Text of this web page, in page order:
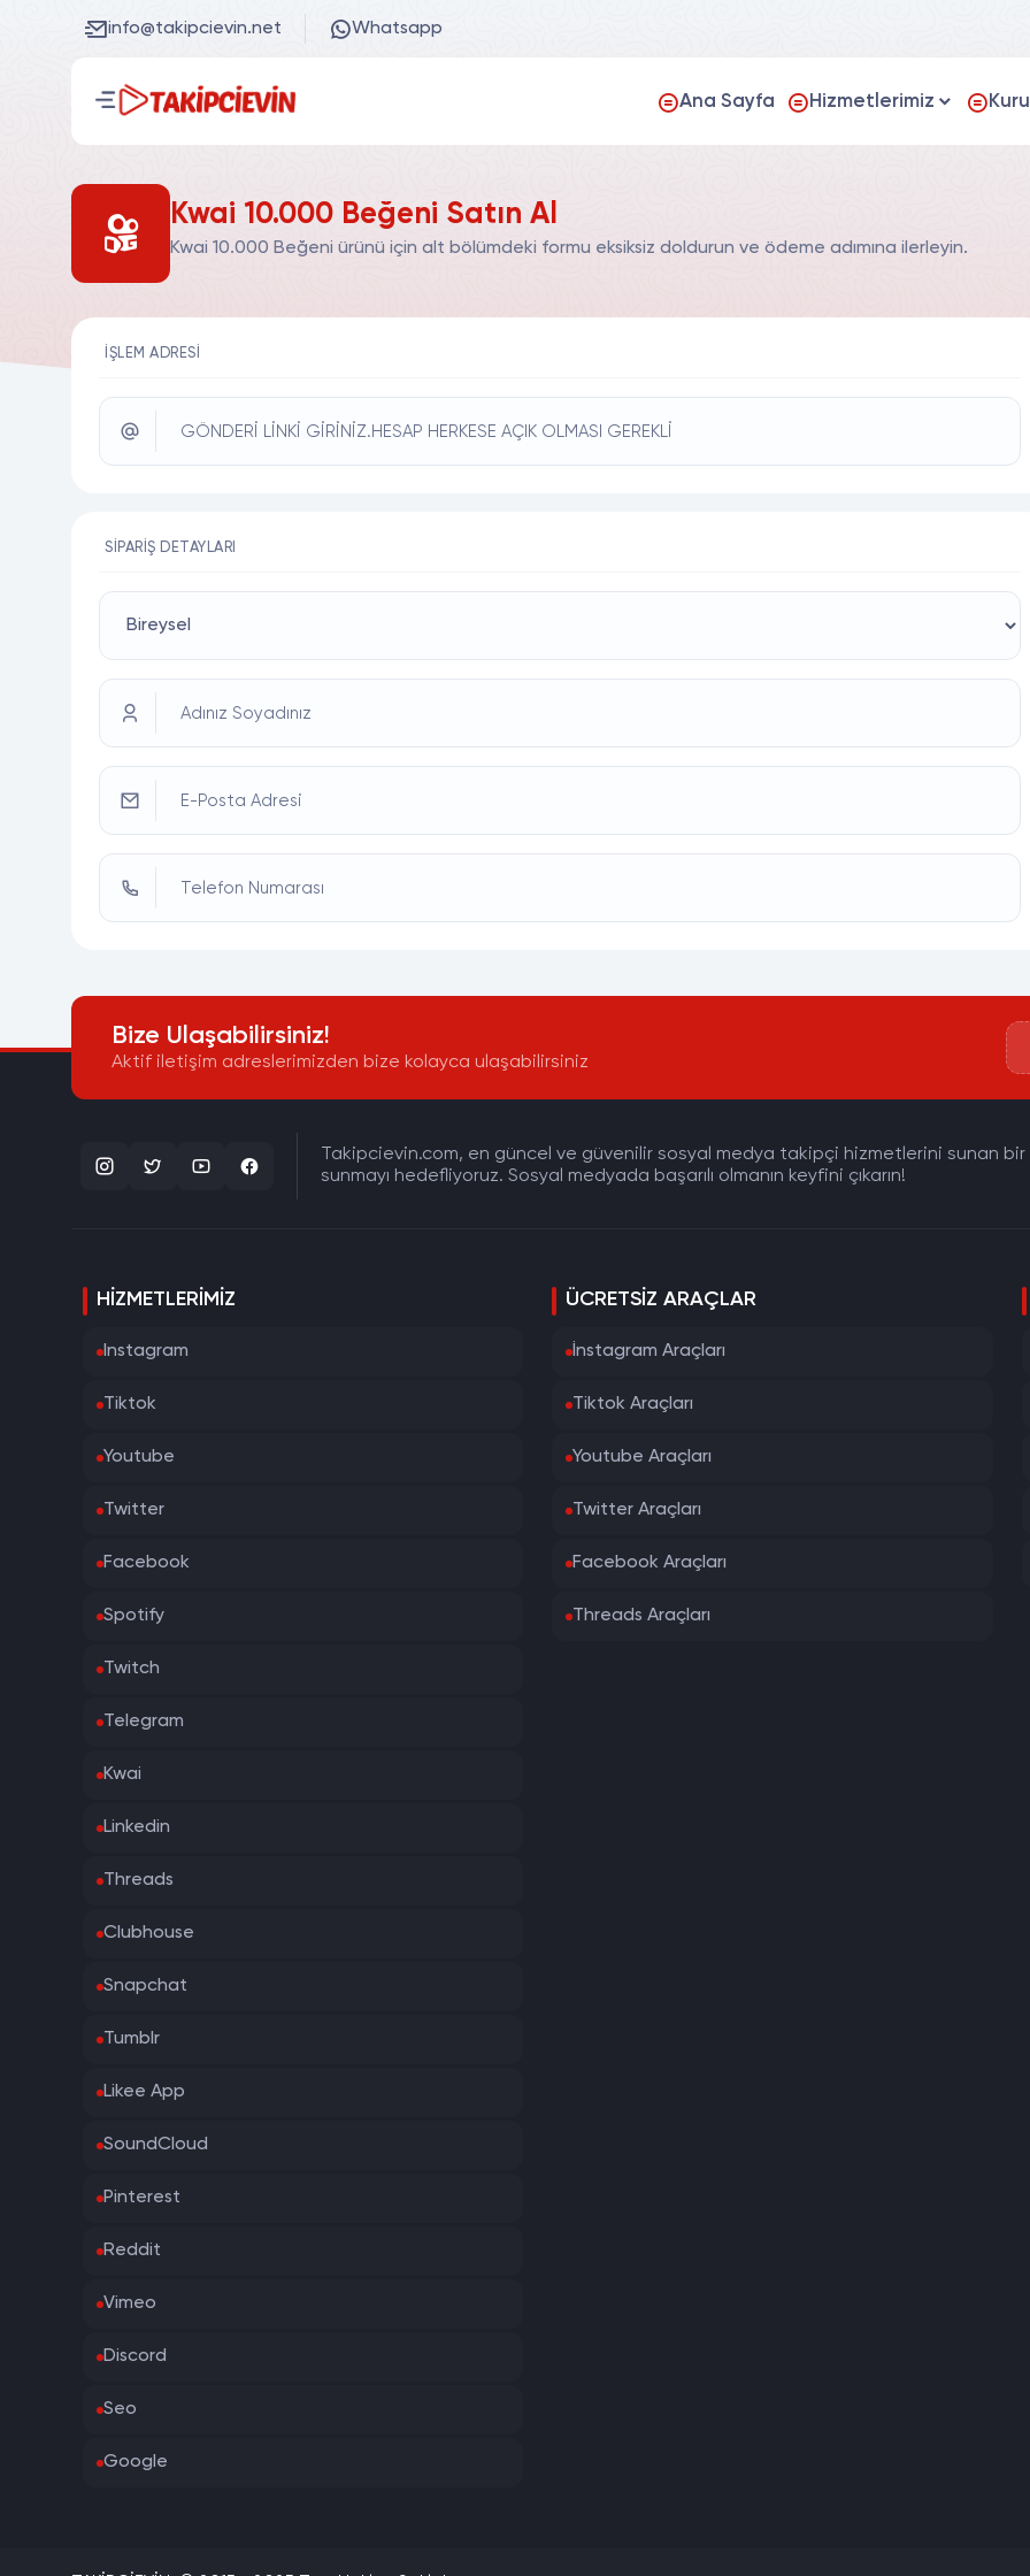
info@takipcievin.net Whatsapp
Ana Sayfa Hizmetlerimiz
Kwai 10.000 Beğeni Satın Al
Kwai 10.000 Beğeni ürünü için alt bölümdeki formu eksiksiz doldurun ve ödeme adımına ilerleyin.
İŞLEM ADRESI
GÖNDERİ LİNKİ GİRİNİZ.HESAP HERKESE AÇIK OLMASI GEREKLİ
SIPARIŞ DETAYLARI
Adınız Soyadınız
E-Posta Adresi
Telefon Numarası
Bize Ulaşabilirsiniz!
Aktif iletişim adreslerimizden bize kolayca ulaşabilirsiniz
Takipcievin.com, en güncel ve güvenilir sosyal medya takipçi hizmetlerini sunan bir
sunmayı hedefliyoruz. Sosyal medyada başarılı olmanın keyfini çıkarın!
HIZMETLERIMIZ
Instagram
Tiktok
Youtube
Twitter
Facebook
Spotify
Twitch
Telegram
Kwai
Linkedin
Threads
Clubhouse
Snapchat
Tumblr
Likee App
SoundCloud
Pinterest
Reddit
Vimeo
Discord
Seo
Google
ÜCRETSIZ ARAÇLAR
İnstagram Araçları
Tiktok Araçları
Youtube Araçları
Twitter Araçları
Facebook Araçları
Threads Araçları